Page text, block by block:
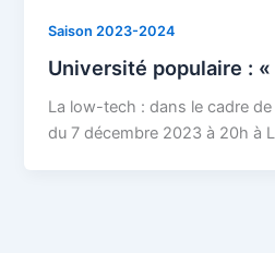
Saison 2023-2024
Université populaire :
La low-tech : dans le cadre de
du 7 décembre 2023 à 20h à